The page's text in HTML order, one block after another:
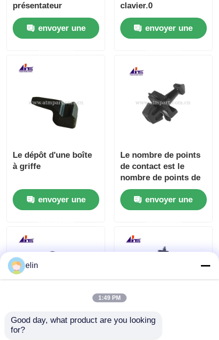
présentateur
envoyer une
clavier.0
envoyer une
Le dépôt d'une boîte
à griffe
envoyer une
Le nombre de points
de contact est le
nombre de points de
contact de l'appareil
envoyer une
49225260000B 49-
49225258000B
elin
1:49 PM
Good day, what product are you looking
for?